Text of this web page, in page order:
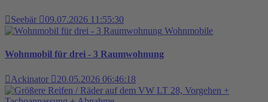
Seebär
09.07.2026 11:55:30
Wohnmobile
Wohnmobil für drei - 3 Raumwohnung
Ackinator 20.05.2026 06:46:18